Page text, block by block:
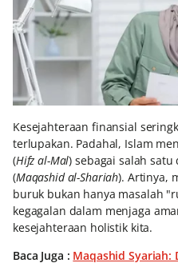
Kesejahteraan finansial
terlupakan. Padahal, Islam
(Hifz al-Mal) sebagai salah
(Maqashid al-Shariah). Artinya,
buruk bukan hanya masalah
kegagalan dalam menjaga
kesejahteraan holistik kita.
Baca Juga : Maqashid Syariah: